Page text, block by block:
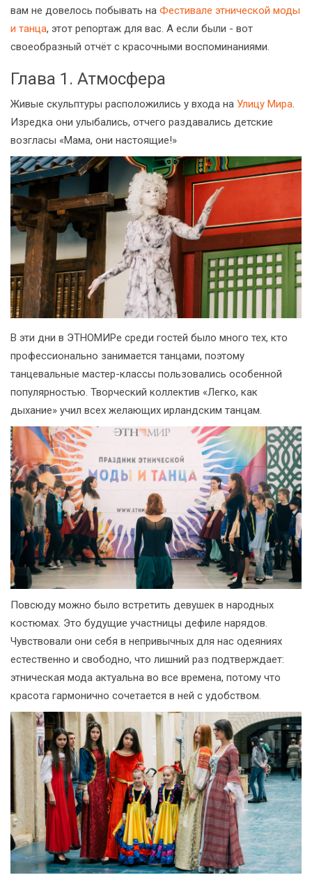
вам не довелось побывать на Фестивале этнической моды
и танца, этот репортаж для вас. А если были - вот
своеобразный отчёт с красочными воспоминаниями.
Глава 1. Атмосфера
Живые скульптуры расположились у входа на Улицу Мира.
Изредка они улыбались, отчего раздавались детские
возгласы «Мама, они настоящие!»
В эти дни в ЭТНОМИРе среди гостей было много тех, кто
профессионально занимается танцами, поэтому
танцевальные мастер-классы пользовались особенной
популярностью. Творческий коллектив «Легко, как
дыхание» учил всех желающих ирландским танцам.
Повсюду можно было встретить девушек в народных
костюмах. Это будущие участницы дефиле нарядов.
Чувствовали они себя в непривычных для нас одеяниях
естественно и свободно, что лишний раз подтверждает:
этническая мода актуальна во все времена, потому что
красота гармонично сочетается в ней с удобством.